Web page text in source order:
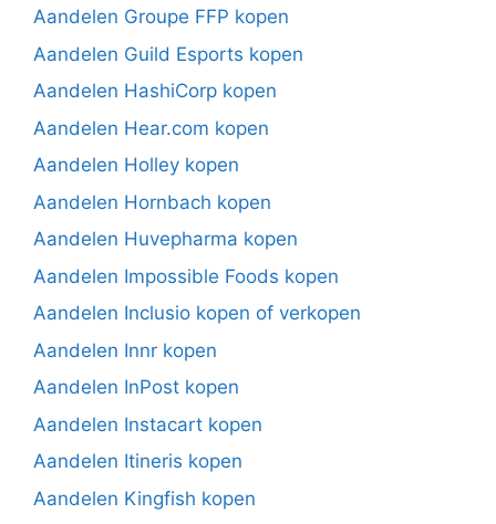
Aandelen Groupe FFP kopen
Aandelen Guild Esports kopen
Aandelen HashiCorp kopen
Aandelen Hear.com kopen
Aandelen Holley kopen
Aandelen Hornbach kopen
Aandelen Huvepharma kopen
Aandelen Impossible Foods kopen
Aandelen Inclusio kopen of verkopen
Aandelen Innr kopen
Aandelen InPost kopen
Aandelen Instacart kopen
Aandelen Itineris kopen
Aandelen Kingfish kopen